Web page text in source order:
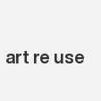
art re use